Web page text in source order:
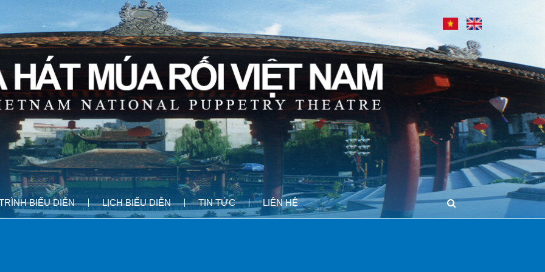
BIỂU DIỄN LỊCH BIỂU DIỄN TIN TỨC LIÊN HỆ